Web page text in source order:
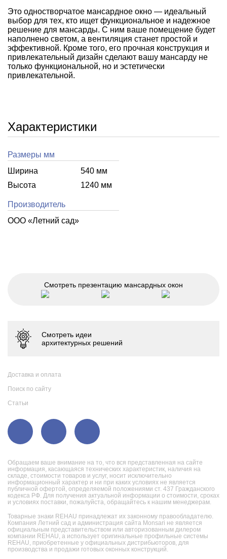
Это одностворчатое мансардное окно — идеальный
выбор для тех, кто ищет функциональное и надежное
решение для мансарды. С ним ваше помещение будет
наполнено светом, а вентиляция станет простой и
эффективной. Кроме того, его прочная конструкция и
привлекательный дизайн сделают вашу мансарду не
только функциональной, но и эстетически
привлекательной.
Характеристики
Размеры мм
Ширина
540 мм
Высота
1240 мм
Производитель
ООО «Летний cад»
Смотреть презентацию мансардных окон
Обращаем ваше внимание на то, что вся представленная на сайте
информация, касающаяся технических характеристик, наличия на
складе, стоимости товаров и услуг, носит исключительно
информационный характер и ни при каких условиях не является
публичной офертой, определяемой положениями ст. 437 Гражданского
кодекса РФ. Для получения актуальной информации о стоимости, сроках
и условиях поставки, пожалуйста, обращайтесь к нашим менеджерам.
Товарные знаки REHAU принадлежат их законному правообладателю.
Компания Летний сад и администрация сайта Monsari не является
официальным представительством или авторизованным дилером
компании REHAU, а использует оригинальные профильные системы
REHAU, приобретенные у официальных дистрибьюторов, для
производства и продажи готовых оконных конструкций.
Доставка и оплата
Поиск по сайту
Статьи